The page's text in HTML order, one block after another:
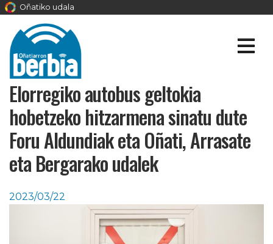
Oñatiko udala
Elorregiko autobus geltokia
hobetzeko hitzarmena sinatu dute
Foru Aldundiak eta Oñati, Arrasate
eta Bergarako udalek
2023/03/22